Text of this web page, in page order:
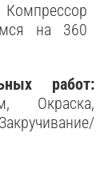
на 360
работ:
Окраска,